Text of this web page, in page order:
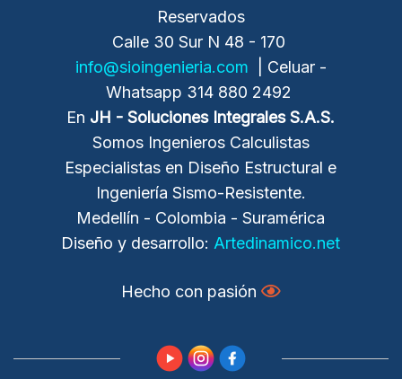
Reservados
Calle 30 Sur N 48 - 170
info@sioingenieria.com | Celuar -
Whatsapp 314 880 2492
En JH - Soluciones Integrales S.A.S.
Somos Ingenieros Calculistas
Especialistas en Diseño Estructural e
Ingeniería Sismo-Resistente.
Medellín - Colombia - Suramérica
Diseño y desarrollo: Artedinamico.net
Hecho con pasión